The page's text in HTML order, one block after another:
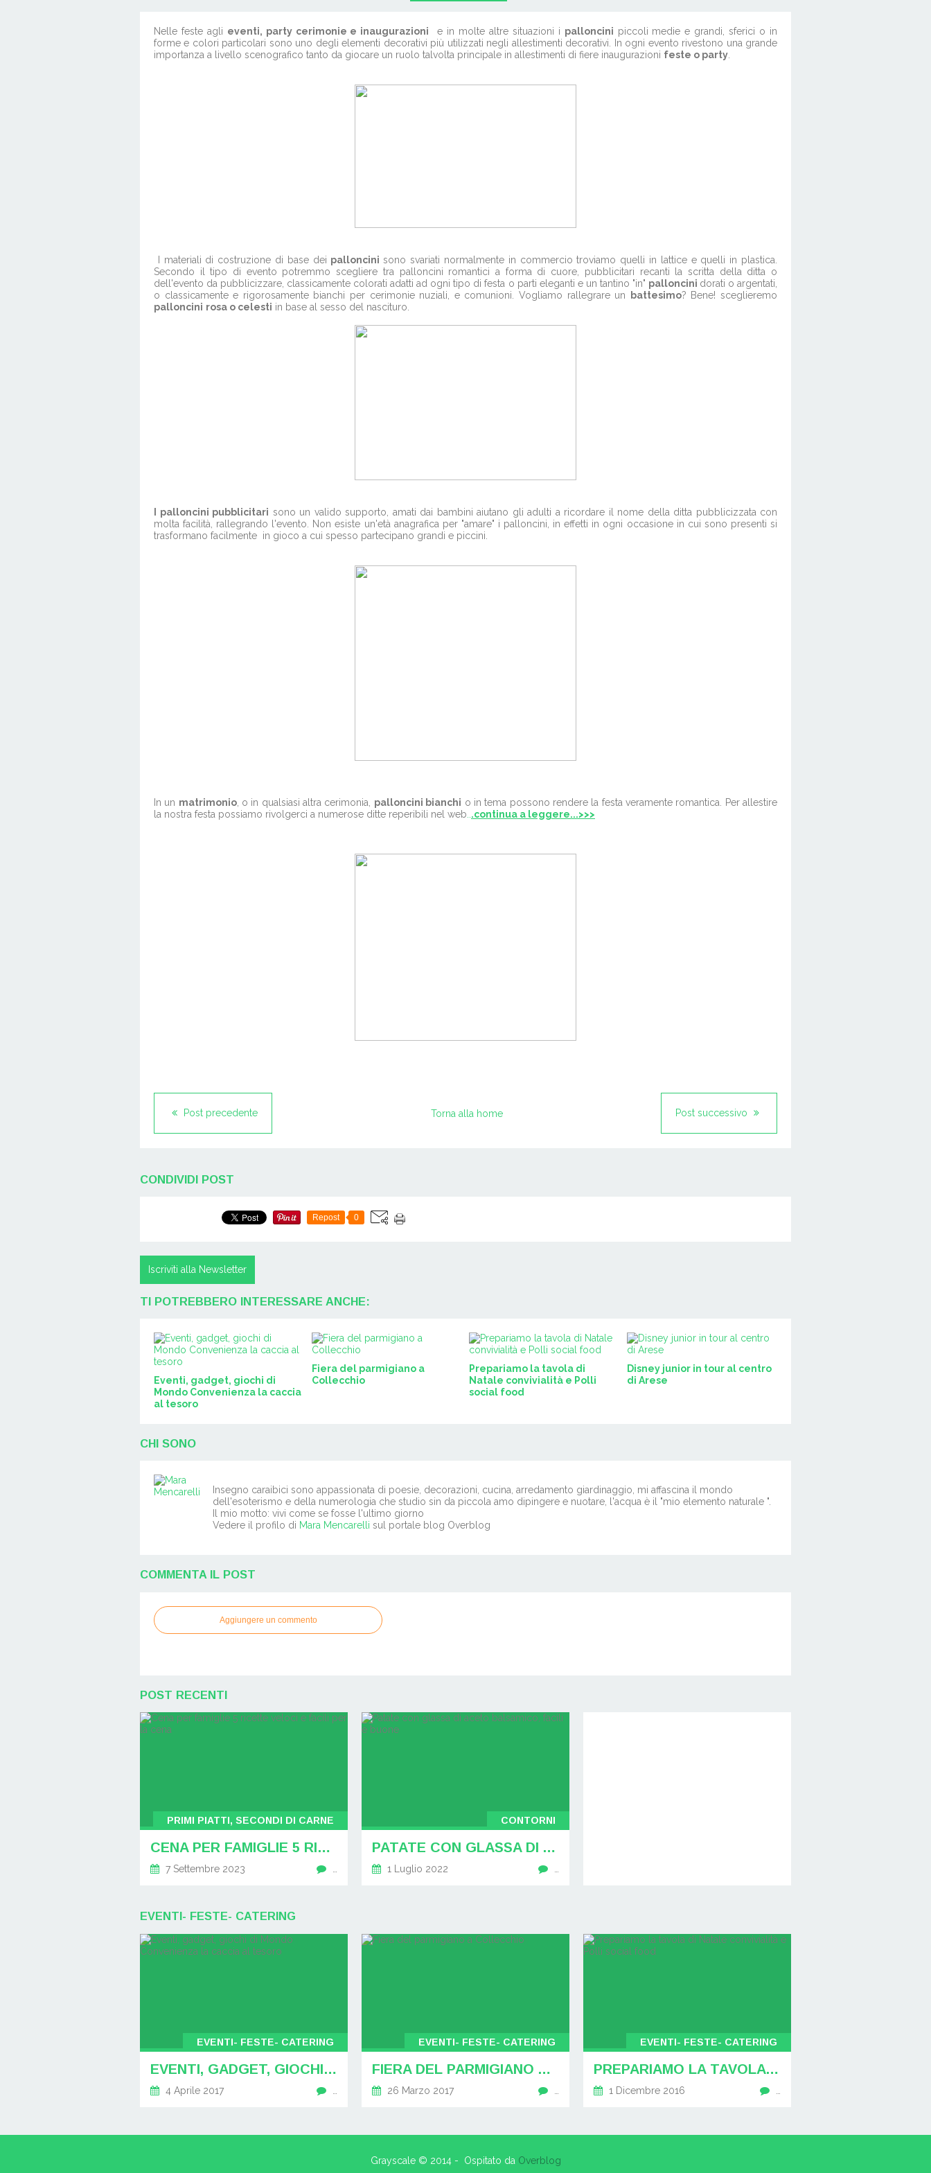
Nelle feste agli eventi, party cerimonie e inaugurazioni e in molte altre situazioni i palloncini piccoli medie e grandi, sferici o in
forme e colori particolari sono uno degli elementi decorativi più utilizzati negli allestimenti decorativi. In ogni evento rivestono una grande
importanza a livello scenografico tanto da giocare un ruolo talvolta principale in allestimenti di fiere inaugurazioni feste o party.
I materiali di costruzione di base dei palloncinisono svariati normalmente in commercio troviamo quelli in lattice e quelli in plastica.
Secondo il tipo di evento potremmo scegliere tra palloncini romantici a forma di cuore, pubblicitari recanti la scritta della ditta o
dell'evento da pubblicizzare, classicamente colorati adatti ad ogni tipo di festa o parti eleganti e un tantino "in" palloncini dorati o argentati,
o classicamente e rigorosamente bianchi per cerimonie nuziali, e comunioni. Vogliamo rallegrare un
battesimo? Bene! sceglieremo
palloncini rosa o celesti in base al sesso del nascituro.
I palloncini pubblicitari sono un valido supporto, amati dai bambini aiutano gli adulti a ricordare il nome della ditta pubblicizzata con
molta facilità, rallegrando l'evento. Non esiste un'età anagrafica per "amare" i palloncini, in effetti in ogni occasione in cui sono presenti si
trasformano facilmente in gioco a cui spesso partecipano grandi e piccini.
In un matrimonio, o in qualsiasi altra cerimonia, palloncini bianchi o in tema possono rendere la festa veramente romantica. Per allestire
la nostra festa possiamo rivolgerci a numerose ditte reperibili nel web...continua a leggere...>>>
Post precedente Post successivo
Torna alla home
CONDIVIDI POST
Repost 0
Iscriviti alla Newsletter
TI POTREBBERO INTERESSARE ANCHE:
Eventi, gadget, giochi di
Mondo Convenienza la caccia
al tesoro
Fiera del parmigiano a
Collecchio
Prepariamo la tavola di
Natale convivialità e Polli
social food
Disney junior in tour al centro
di Arese
CHI SONO
Insegno caraibici sono appassionata di poesie, decorazioni, cucina, arredamento giardinaggio, mi affascina il mondo
dell'esoterismo e della numerologia che studio sin da piccola amo dipingere e nuotare, l'acqua è il "mio elemento naturale ".
Il mio motto: vivi come se fosse l'ultimo giorno
Vedere il profilo di Mara Mencarelli sul portale blog Overblog
COMMENTA IL POST
Aggiungere un commento
POST RECENTI
PRIMI PIATTI, SECONDI DI CARNE
CENA PER FAMIGLIE 5 RICETTE VELOCI E FACILI PER LA CENA
7 Settembre 2023
CONTORNI
PATATE CON GLASSA DI ACETO BALSAMICO, FACILI E BUONE
1 Luglio 2022
EVENTI- FESTE- CATERING
EVENTI- FESTE- CATERING
EVENTI, GADGET, GIOCHI DI MONDO CONVENIENZA LA CACCIA AL TESORO
4 Aprile 2017
EVENTI- FESTE- CATERING
FIERA DEL PARMIGIANO A COLLECCHIO
26 Marzo 2017
EVENTI- FESTE- CATERING
PREPARIAMO LA TAVOLA DI NATALE CONVIVIALITÀ E POLLI SOCIAL FOOD
1 Dicembre 2016
Grayscale © 2014 - Ospitato da Overblog